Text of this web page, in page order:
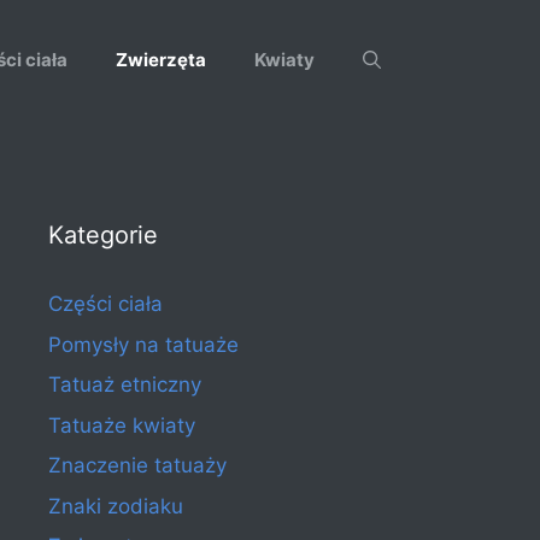
ciała Zwierzęta Kwiaty
Kategorie
Części ciała
Pomysły na tatuaże
Tatuaż etniczny
Tatuaże kwiaty
Znaczenie tatuaży
Znaki zodiaku